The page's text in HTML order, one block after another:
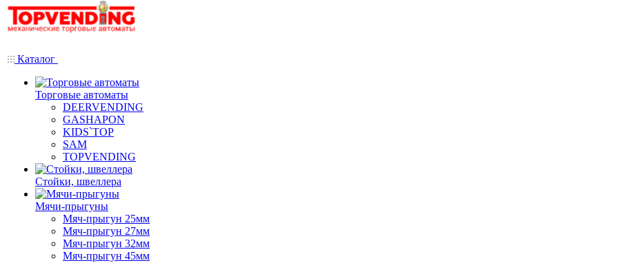
Каталог
Торговые автоматы
DEERVENDING
GASHAPON
KIDS`TOP
SAM
TOPVENDING
Стойки, швеллера
Мячи-прыгуны
Мяч-прыгун 25мм
Мяч-прыгун 27мм
Мяч-прыгун 32мм
Мяч-прыгун 45мм